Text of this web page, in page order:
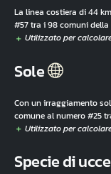
La linea costiera di 44
#57 tra i 98 comuni
Sole
Con un irraggiamento
comune al numero #25
Specie di